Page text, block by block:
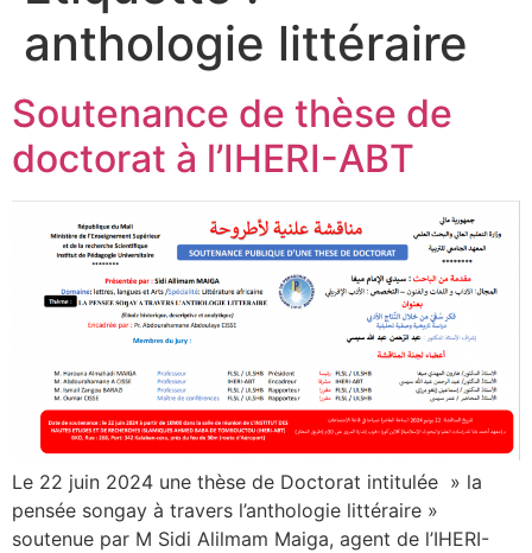
anthologie littéraire
Soutenance de thèse de
doctorat à l’IHERI-ABT
Le 22 juin 2024 une thèse de Doctorat intitulée » la
pensée songay à travers l’anthologie littéraire »
soutenue par M Sidi Alilmam Maiga, agent de l’IHERI-